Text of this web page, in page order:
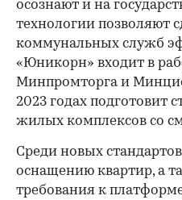
осознают и на
технологии позволяют
коммунальных служб
«Юникорн» входит в
Минпромторга и
2023 годах подготовит
жилых комплексов со
Среди новых
оснащению квартир, а
требования к